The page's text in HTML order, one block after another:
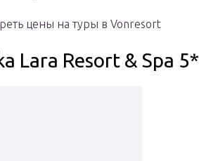
цены на туры в Vonresort
Lara Resort & Spa 5*